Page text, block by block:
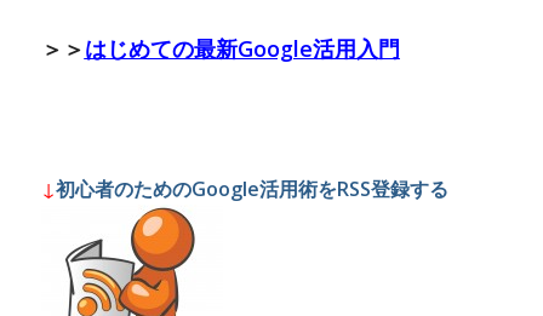
＞＞はじめての最新Google活用入門
↓初心者のためのGoogle活用術をRSS登録する